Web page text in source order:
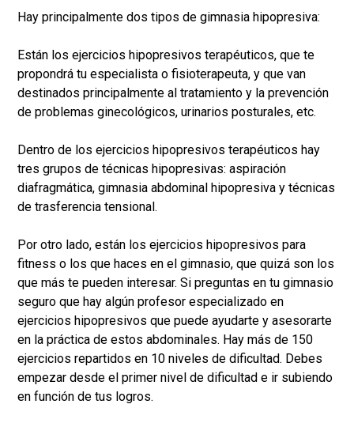
Hay principalmente dos tipos de gimnasia hipopresiva:
Están los ejercicios hipopresivos terapéuticos, que te
propondrá tu especialista o fisioterapeuta, y que van
destinados principalmente al tratamiento y la prevención
de problemas ginecológicos, urinarios posturales, etc.
Dentro de los ejercicios hipopresivos terapéuticos hay
tres grupos de técnicas hipopresivas: aspiración
diafragmática, gimnasia abdominal hipopresiva y técnicas
de trasferencia tensional.
Por otro lado, están los ejercicios hipopresivos para
fitness o los que haces en el gimnasio, que quizá son los
que más te pueden interesar. Si preguntas en tu gimnasio
seguro que hay algún profesor especializado en
ejercicios hipopresivos que puede ayudarte y asesorarte
en la práctica de estos abdominales. Hay más de 150
ejercicios repartidos en 10 niveles de dificultad. Debes
empezar desde el primer nivel de dificultad e ir subiendo
en función de tus logros.